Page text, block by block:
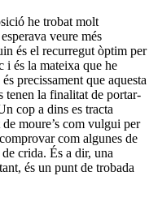
he trobat molt
veure més
és el recurregut òptim per
i és la mateixa que he
precissament que aquesta
tenen la finalitat de portar-
cop a dins es tracta
moure’s com vulgui per
com algunes de
crida. És a dir, una
és un punt de trobada